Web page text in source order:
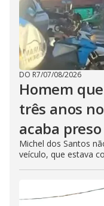
DO R7/07/08/2026
Homem
três anos
acaba preso
Michel dos Santos
veículo, que estava